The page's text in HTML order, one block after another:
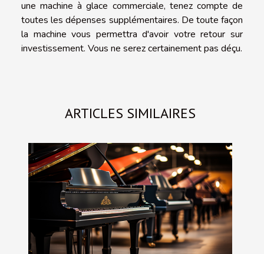
une machine à glace commerciale, tenez compte de
toutes les dépenses supplémentaires. De toute façon
la machine vous permettra d'avoir votre retour sur
investissement. Vous ne serez certainement pas déçu.
ARTICLES SIMILAIRES